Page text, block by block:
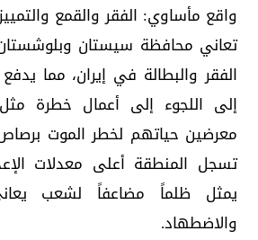
واقع مأساوي: الفقر والقمع
تعاني محافظة سيستان
الفقر والبطالة في إيران، مما
إلى اللجوء إلى أعمال خطرة مثل
معرضين حياتهم لخطر الموت
تسجل المنطقة أعلى معدلات
يمثل ظلماً مضاعفاً لشعب
والاضطهاد.